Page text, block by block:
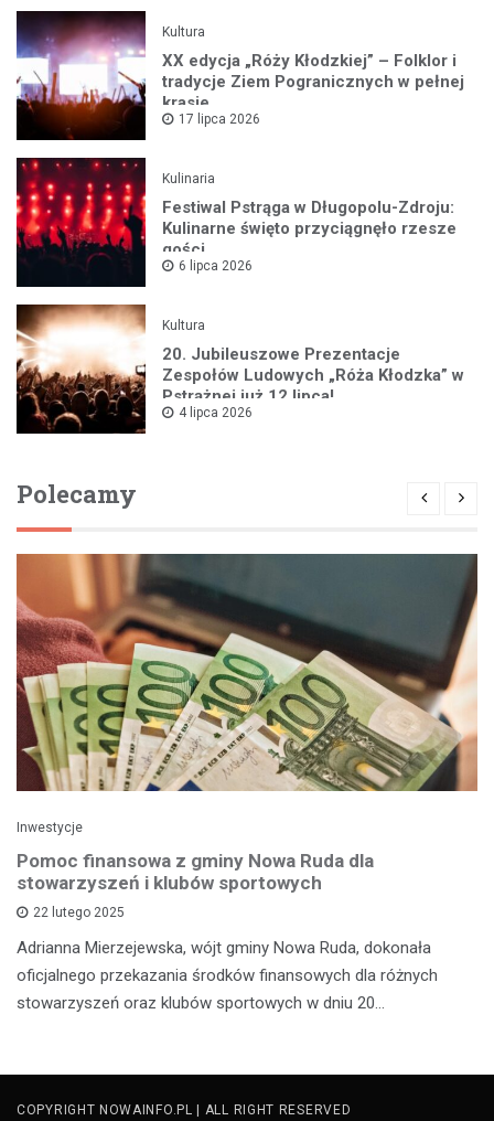
Kultura
XX edycja „Róży Kłodzkiej” – Folklor i
tradycje Ziem Pogranicznych w pełnej
krasie
17 lipca 2026
Kulinaria
Festiwal Pstrąga w Długopolu-Zdroju:
Kulinarne święto przyciągnęło rzesze
gości
6 lipca 2026
Kultura
20. Jubileuszowe Prezentacje
Zespołów Ludowych „Róża Kłodzka” w
Pstrążnej już 12 lipca!
4 lipca 2026
Polecamy
Inwestycje
Pomoc finansowa z gminy Nowa Ruda dla
stowarzyszeń i klubów sportowych
22 lutego 2025
Adrianna Mierzejewska, wójt gminy Nowa Ruda, dokonała
oficjalnego przekazania środków finansowych dla różnych
stowarzyszeń oraz klubów sportowych w dniu 20…
COPYRIGHT NOWAINFO.PL | ALL RIGHT RESERVED